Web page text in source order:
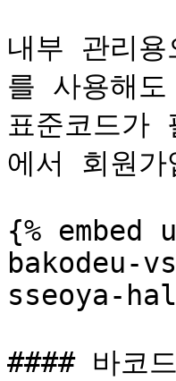
내부 관리
를 사용해
표준코드가
에서 회원
{%
bakodeu-
sseoya-
#### 바코